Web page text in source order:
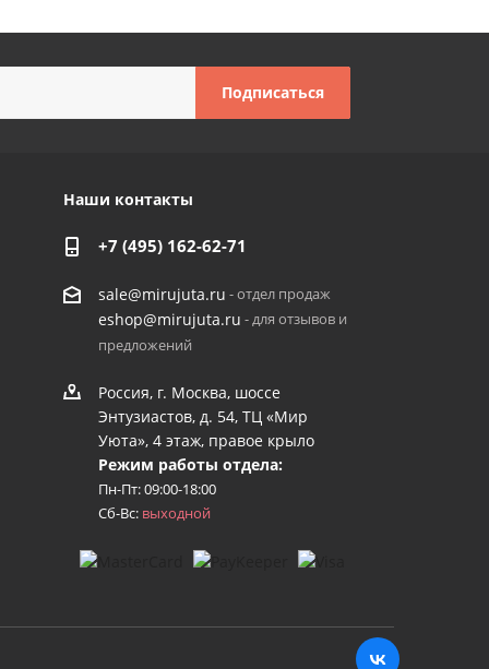
Наши контакты
+7 (495) 162-62-71
sale@mirujuta.ru - отдел продаж
eshop@mirujuta.ru - для отзывов и
предложений
Россия, г. Москва, шоссе
Энтузиастов, д. 54, ТЦ «Мир
Уюта», 4 этаж, правое крыло
Режим работы отдела:
Пн-Пт: 09:00-18:00
Сб-Вс: выходной